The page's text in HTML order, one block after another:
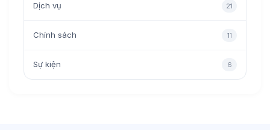
Dịch vụ 21
Chính sách 11
Sự kiện 6